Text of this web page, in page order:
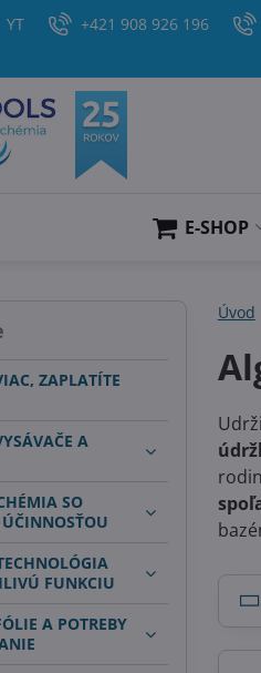
YT +421 908 926 196
E-SHOP
Úvod
ZAPLATÍTE
A
SO
FUNKCIU
A POTREBY